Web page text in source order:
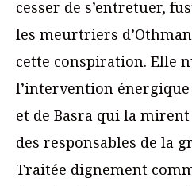
cesser de s’entretuer,
les meurtriers
cette conspiration. Elle
l’intervention énergique
et de Basra qui la mirent
des responsables de la
Traitée dignement